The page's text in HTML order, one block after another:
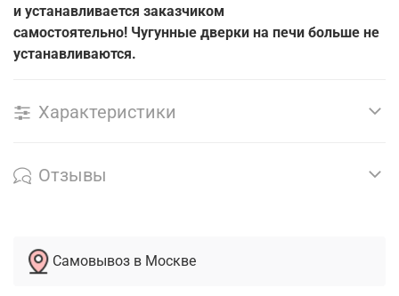
и устанавливается заказчиком
самостоятельно! Чугунные дверки на печи больше не
устанавливаются.
Характеристики
Отзывы
Самовывоз в Москве